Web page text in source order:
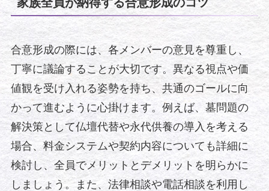
合意形成の際には、各メンバーの意見を尊重し、
丁寧に議論することが大切です。異なる視点や価
値観を受け入れる姿勢を持ち、共通のゴールに向
かって進むように心掛けます。例えば、墓問題の
解決策として仏壇代替や永代供養の導入を考える
場合、料金システムや契約内容についても詳細に
検討し、全員でメリットとデメリットを明らかに
しましょう。また、法律相談や電話相談を利用し